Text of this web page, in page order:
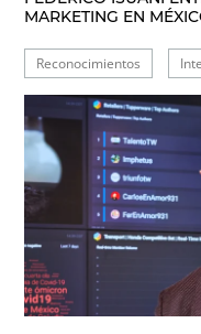
MARKETING EN
Reconocimientos